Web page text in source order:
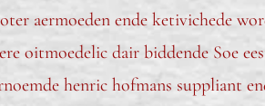
aermoeden ende ketivichede
oitmoedelic dair biddende Soe
henric hofmans suppliant